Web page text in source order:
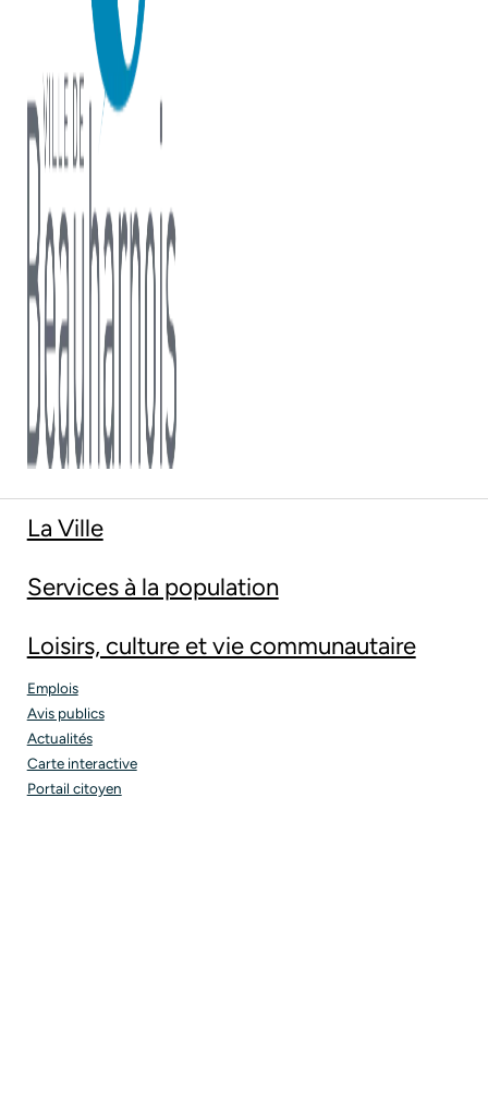
La Ville
Services à la population
Loisirs, culture et vie communautaire
Emplois
Avis publics
Actualités
Carte interactive
Portail citoyen